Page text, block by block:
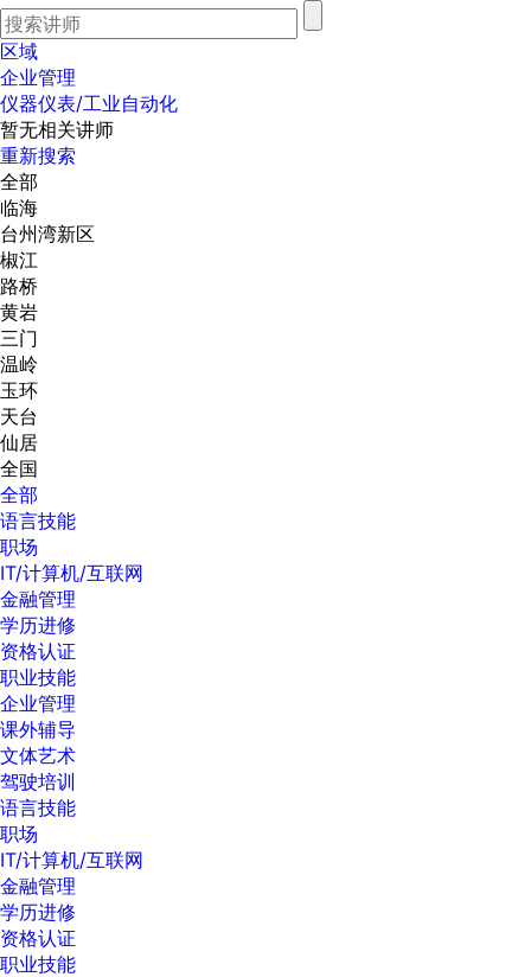
区域
企业管理
仪器仪表/工业自动化
暂无相关讲师
重新搜索
全部
临海
台州湾新区
椒江
路桥
黄岩
三门
温岭
玉环
天台
仙居
全国
全部
语言技能
职场
IT/计算机/互联网
金融管理
学历进修
资格认证
职业技能
企业管理
课外辅导
文体艺术
驾驶培训
语言技能
职场
IT/计算机/互联网
金融管理
学历进修
资格认证
职业技能